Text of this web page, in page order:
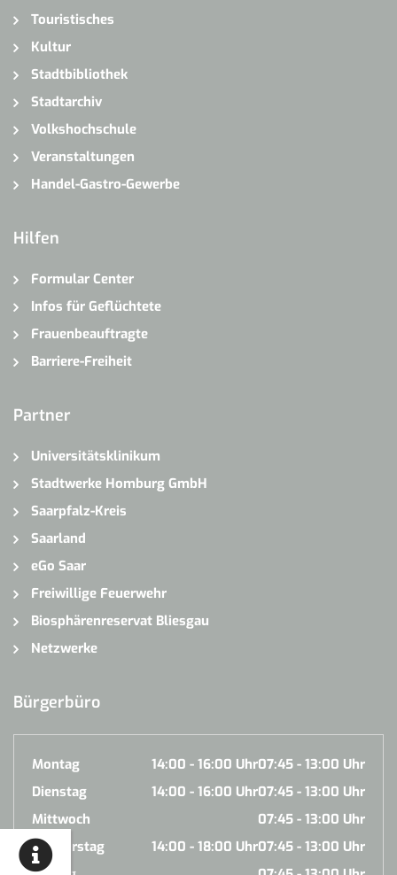
Touristisches
Kultur
Stadtbibliothek
Stadtarchiv
Volkshochschule
Veranstaltungen
Handel-Gastro-Gewerbe
Hilfen
Formular Center
Infos für Geflüchtete
Frauenbeauftragte
Barriere-Freiheit
Partner
Universitätsklinikum
Stadtwerke Homburg GmbH
Saarpfalz-Kreis
Saarland
eGo Saar
Freiwillige Feuerwehr
Biosphärenreservat Bliesgau
Netzwerke
Bürgerbüro
Montag 07:45 - 13:00 Uhr
14:00 - 16:00 Uhr
Dienstag
07:45 - 13:00 Uhr
14:00 - 16:00 Uhr
Mittwoch
07:45 - 13:00 Uhr
Donnerstag
07:45 - 13:00 Uhr
14:00 - 18:00 Uhr